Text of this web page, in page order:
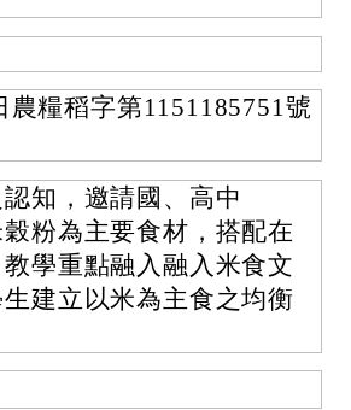
糧稻字第1151185751號
知，邀請國、高中
粉為主要食材，搭配在
學重點融入融入米食文
建立以米為主食之均衡